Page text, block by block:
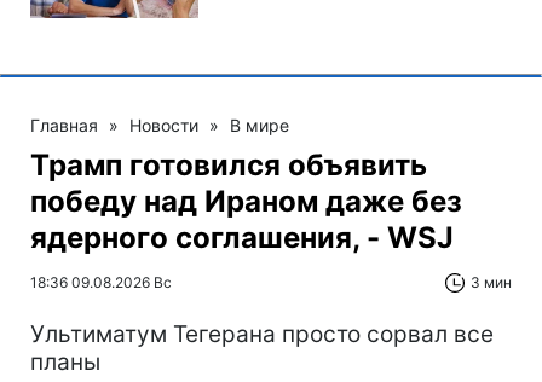
Главная » Новости » В мире
Трамп готовился объявить
победу над Ираном даже без
ядерного соглашения, - WSJ
18:36 09.08.2026 Вс 3 мин
Ультиматум Тегерана просто сорвал все
планы